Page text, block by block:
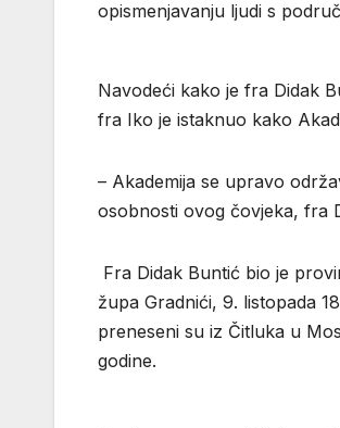
opismenjavanju ljudi s
Navodeći kako je fra Didak
fra Iko je istaknuo kako
– Akademija se upravo
osobnosti ovog čovjeka, fra
Fra Didak Buntić bio je
župa Gradnići, 9. listopada
preneseni su iz Čitluka u
godine.